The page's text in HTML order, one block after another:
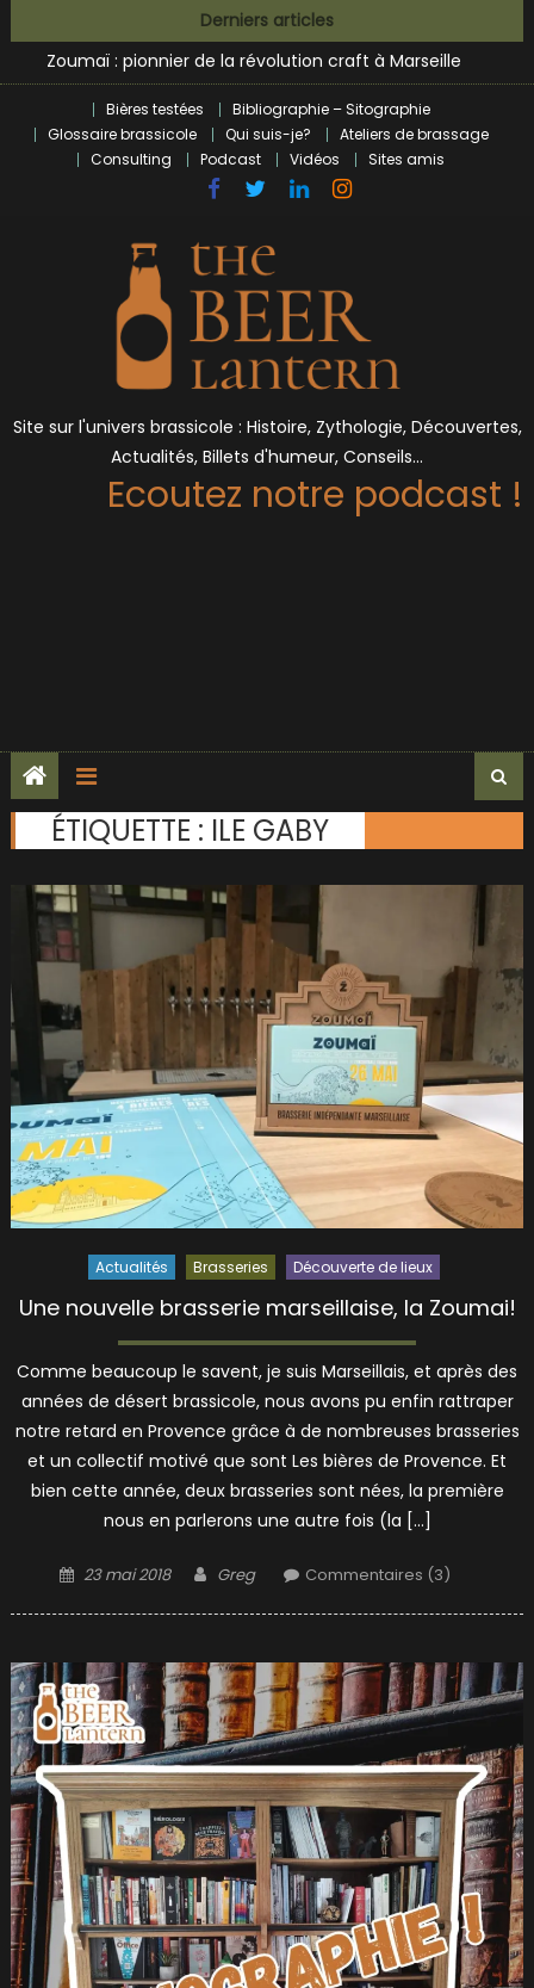
to
content
Derniers articles
Zoumaï : pionnier de la révolution craft à Marseille
L’intelligence artificielle dans le milieu brassicole
BrewDog racheté par Tilray pour une bouchée de pain ?
Bières et célébrités
Bières testées
Bibliographie – Sitographie
Glossaire brassicole
Qui suis-je?
Ateliers de brassage
Consulting
Podcast Vidéos Sites amis
Site sur l'univers brassicole : Histoire, Zythologie, Découvertes,
Actualités, Billets d'humeur, Conseils…
Ecoutez notre podcast !
ÉTIQUETTE : ILE GABY
Actualités Brasseries Découverte de lieux
Une nouvelle brasserie marseillaise, la Zoumai!
Comme beaucoup le savent, je suis Marseillais, et après des
années de désert brassicole, nous avons pu enfin rattraper
notre retard en Provence grâce à de nombreuses brasseries
et un collectif motivé que sont Les bières de Provence. Et
bien cette année, deux brasseries sont nées, la première
nous en parlerons une autre fois (la […]
Posted
23 mai 2018 Author
Greg Commentaires (3)